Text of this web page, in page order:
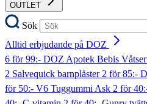
OUTLET
Sök
Alltid erbjudande på DOZ
6 för 99:- DOZ Apotek Bebis
2 Salvequick barnplåster2 för 85:-
för 50:- V6 Tuggummi Ask 2 för